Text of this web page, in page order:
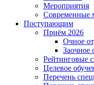
Мероприятия
Современные
Поступающим
Приём 2026
Очное
Заочное
Рейтинговые
Целевое
Перечень